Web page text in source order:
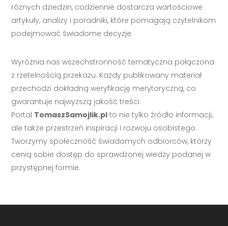
różnych dziedzin, codziennie dostarcza wartościowe
artykuły, analizy i poradniki, które pomagają czytelnikom
podejmować świadome decyzje.
Wyróżnia nas wszechstronność tematyczna połączona
z rzetelnością przekazu. Każdy publikowany materiał
przechodzi dokładną weryfikację merytoryczną, co
gwarantuje najwyższą jakość treści.
Portal TomaszSamojlik.pl to nie tylko źródło informacji,
ale także przestrzeń inspiracji i rozwoju osobistego.
Tworzymy społeczność świadomych odbiorców, którzy
cenią sobie dostęp do sprawdzonej wiedzy podanej w
przystępnej formie.